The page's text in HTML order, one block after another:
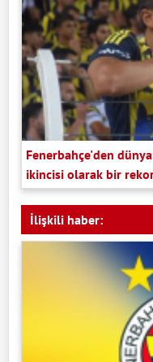
Fenerbahçe'den
ikincisi olarak bir
İlişkili haber: